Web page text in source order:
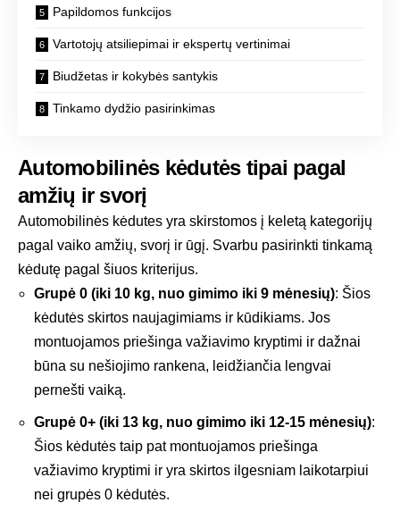
Papildomos funkcijos
Vartotojų atsiliepimai ir ekspertų vertinimai
Biudžetas ir kokybės santykis
Tinkamo dydžio pasirinkimas
Automobilinės kėdutės tipai pagal
amžių ir svorį
Automobilinės kėdutes yra skirstomos į keletą kategorijų
pagal vaiko amžių, svorį ir ūgį. Svarbu pasirinkti tinkamą
kėdutę pagal šiuos kriterijus.
Grupė 0 (iki 10 kg, nuo gimimo iki 9 mėnesių): Šios
kėdutės skirtos naujagimiams ir kūdikiams. Jos
montuojamos priešinga važiavimo kryptimi ir dažnai
būna su nešiojimo rankena, leidžiančia lengvai
pernešti vaiką.
Grupė 0+ (iki 13 kg, nuo gimimo iki 12-15 mėnesių):
Šios kėdutės taip pat montuojamos priešinga
važiavimo kryptimi ir yra skirtos ilgesniam laikotarpiui
nei grupės 0 kėdutės.